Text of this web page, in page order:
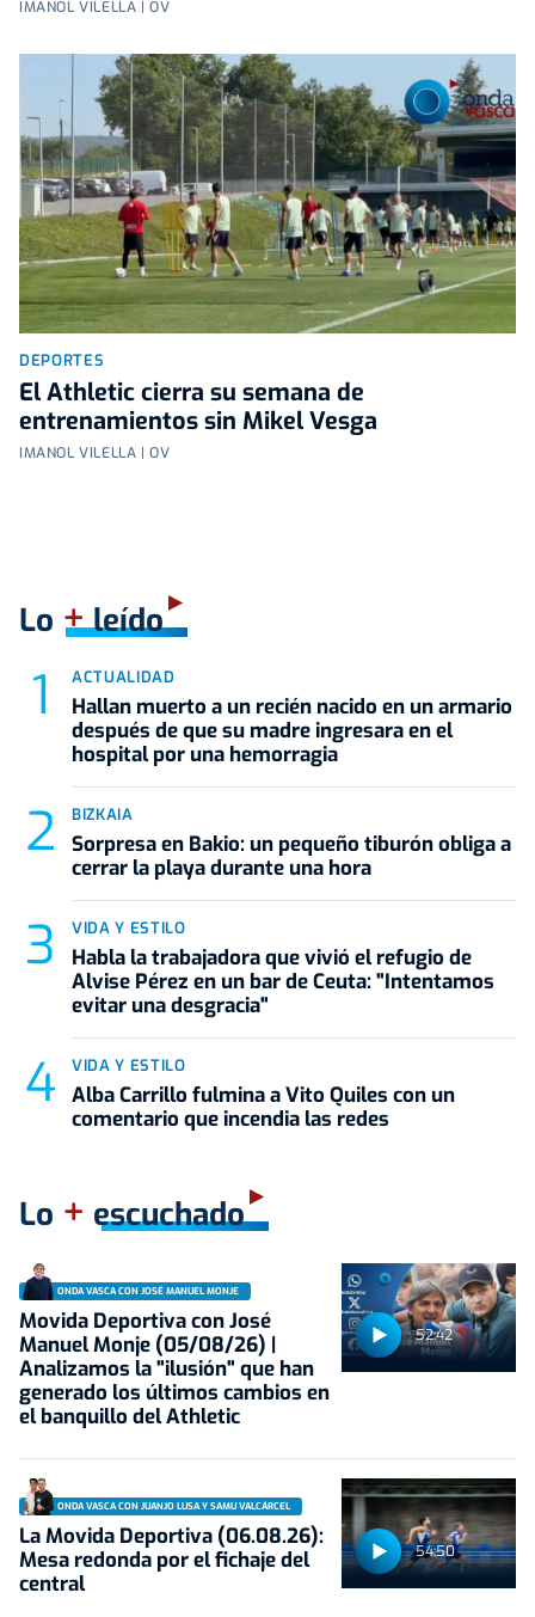
IMANOL VILELLA | OV
DEPORTES
El Athletic cierra su semana de
entrenamientos sin Mikel Vesga
IMANOL VILELLA | OV
Lo +leído
ACTUALIDAD
Hallan muerto a un recién nacido en un armario
después de que su madre ingresara en el
hospital por una hemorragia
BIZKAIA
Sorpresa en Bakio: un pequeño tiburón obliga a
cerrar la playa durante una hora
VIDA Y ESTILO
Habla la trabajadora que vivió el refugio de
Alvise Pérez en un bar de Ceuta: "Intentamos
evitar una desgracia"
VIDA Y ESTILO
Alba Carrillo fulmina a Vito Quiles con un
comentario que incendia las redes
Lo + escuchado
52:42
ONDA VASCA CON JOSÉ MANUEL MONJE
Movida Deportiva con José
Manuel Monje (05/08/26) |
Analizamos la "ilusión" que han
generado los últimos cambios en
el banquillo del Athletic
54:50
ONDA VASCA CON JUANJO LUSA Y SAMU VALCÁRCEL
La Movida Deportiva (06.08.26):
Mesa redonda por el fichaje del
central